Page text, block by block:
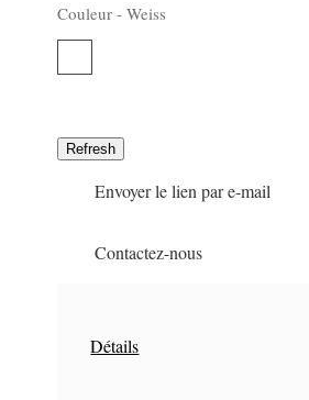
Couleur -Weiss
Envoyer le lien par e-mail
Contactez-nous
Détails